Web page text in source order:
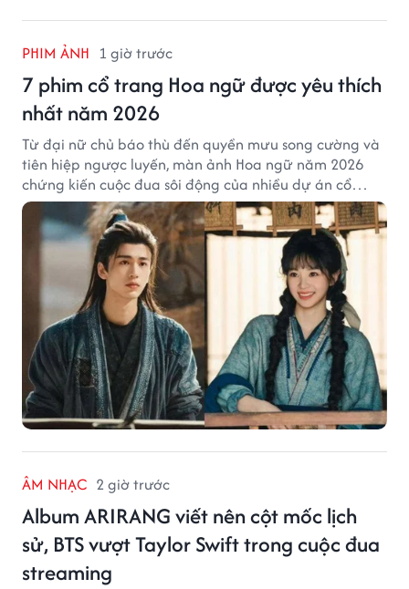
PHIM ẢNH 1 giờ trước
7 phim cổ trang Hoa ngữ được yêu thích
nhất năm 2026
Từ đại nữ chủ báo thù đến quyền mưu song cường và
tiên hiệp ngược luyến, màn ảnh Hoa ngữ năm 2026
chứng kiến cuộc đua sôi động của nhiều dự án cổ
trang có độ thảo luận cao.
ÂM NHẠC 2 giờ trước
Album ARIRANG viết nên cột mốc lịch
sử, BTS vượt Taylor Swift trong cuộc đua
streaming